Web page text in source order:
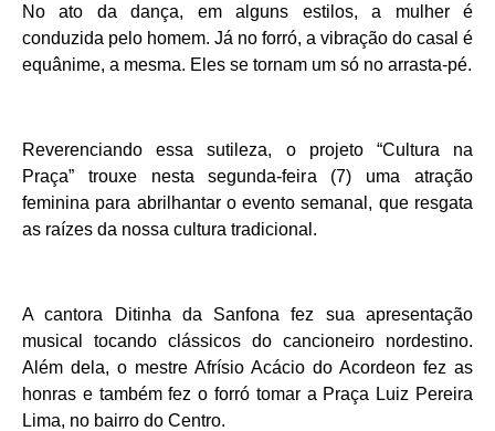
No ato da dança, em alguns estilos, a mulher é
conduzida pelo homem. Já no forró, a vibração do casal é
equânime, a mesma. Eles se tornam um só no arrasta-pé.
Reverenciando essa sutileza, o projeto “Cultura na
Praça” trouxe nesta segunda-feira (7) uma atração
feminina para abrilhantar o evento semanal, que resgata
as raízes da nossa cultura tradicional.
A cantora Ditinha da Sanfona fez sua apresentação
musical tocando clássicos do cancioneiro nordestino.
Além dela, o mestre Afrísio Acácio do Acordeon fez as
honras e também fez o forró tomar a Praça Luiz Pereira
Lima, no bairro do Centro.